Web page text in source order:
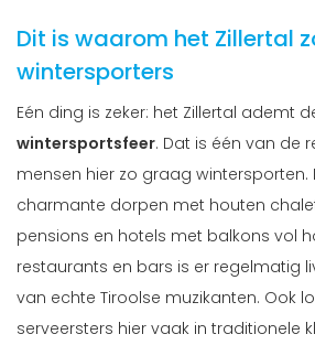
Dit is waarom het Zillertal
wintersporters
Eén ding is zeker: het Zillertal ademt
wintersportsfeer. Dat is één van de
mensen hier zo graag wintersporten.
charmante dorpen met houten
pensions en hotels met balkons vol
restaurants en bars is er regelmatig
van echte Tiroolse muzikanten. Ook
serveersters hier vaak in traditionele